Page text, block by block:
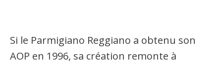
Si le Parmigiano Reggiano a obtenu son
AOP en 1996, sa création remonte à